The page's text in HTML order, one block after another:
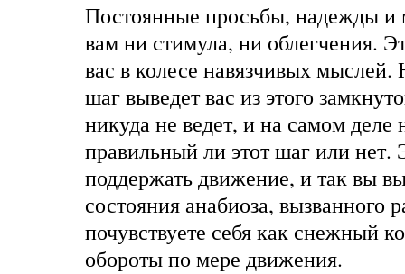
Постоянные просьбы, надежды и
вам ни стимула, ни облегчения.
вас в колесе навязчивых
шаг выведет вас из этого
никуда не ведет, и на самом деле
правильный ли этот шаг или нет.
поддержать движение, и так вы
состояния анабиоза,
почувствуете себя как снежный
обороты по мере движения.